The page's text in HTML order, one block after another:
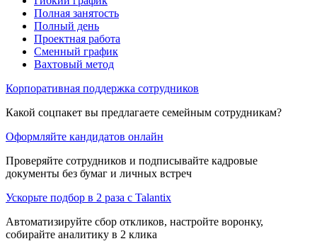
Полная занятость
Полный день
Проектная работа
Сменный график
Вахтовый метод
Корпоративная поддержка сотрудников
Какой соцпакет вы предлагаете семейным сотрудникам?
Оформляйте кандидатов онлайн
Проверяйте сотрудников и подписывайте кадровые
документы без бумаг и личных встреч
Ускорьте подбор в 2 раза с Talantix
Автоматизируйте сбор откликов, настройте воронку,
собирайте аналитику в 2 клика